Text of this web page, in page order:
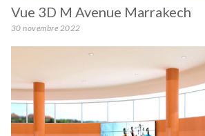
Vue 3D M Avenue Marrakech
30 novembre 2022